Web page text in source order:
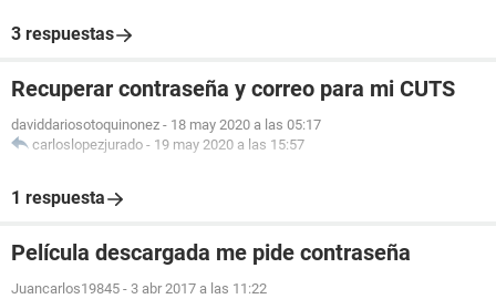
3 respuestas
Recuperar contraseña y correo para mi CUTS
daviddariosotoquinonez - 18 may 2020 a las 05:17
carloslopezjurado - 19 may 2020 a las 15:57
1 respuesta
Película descargada me pide contraseña
Juancarlos19845 - 3 abr 2017 a las 11:22